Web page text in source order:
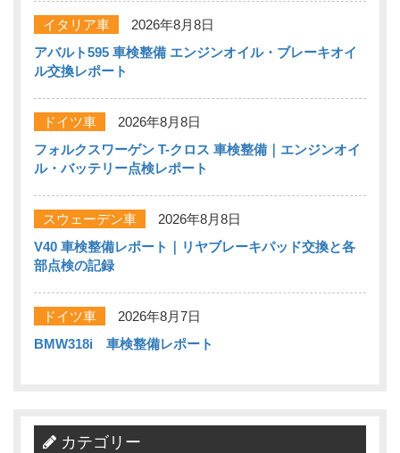
イタリア車
2026年8月8日
アバルト595 車検整備 エンジンオイル・ブレーキオイ
ル交換レポート
ドイツ車
2026年8月8日
フォルクスワーゲン T-クロス 車検整備｜エンジンオイ
ル・バッテリー点検レポート
スウェーデン車
2026年8月8日
V40 車検整備レポート｜リヤブレーキパッド交換と各
部点検の記録
ドイツ車
2026年8月7日
BMW318i 車検整備レポート
カテゴリー